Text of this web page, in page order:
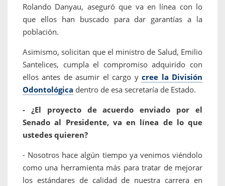
Rolando Danyau, aseguró que va en línea con lo
que ellos han buscado para dar garantías a la
población.
Asimismo, solicitan que el ministro de Salud, Emilio
Santelices, cumpla el compromiso adquirido con
ellos antes de asumir el cargo ycree la División
Odontológica dentro de esa secretaría de Estado.
- ¿El proyecto de acuerdo enviado por el
Senado al Presidente, va en línea de lo que
ustedes quieren?
- Nosotros hace algún tiempo ya venimos viéndolo
como una herramienta más para tratar de mejorar
los estándares de calidad de nuestra carrera en